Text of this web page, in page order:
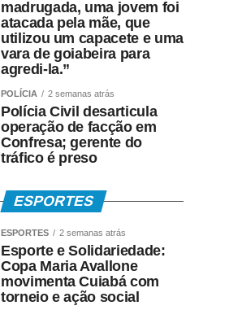
madrugada, uma jovem foi
atacada pela mãe, que
utilizou um capacete e uma
vara de goiabeira para
agredi-la.”
POLÍCIA 2 semanas atrás
Polícia Civil desarticula
operação de facção em
Confresa; gerente do
tráfico é preso
ESPORTES
ESPORTES 2 semanas atrás
Esporte e Solidariedade:
Copa Maria Avallone
movimenta Cuiabá com
torneio e ação social